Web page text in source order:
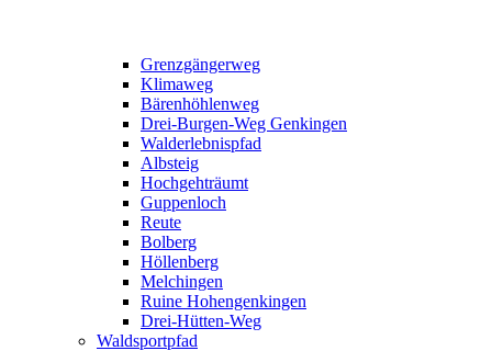
Grenzgängerweg
Klimaweg
Bärenhöhlenweg
Drei-Burgen-Weg Genkingen
Walderlebnispfad
Albsteig
Hochgehträumt
Guppenloch
Reute
Bolberg
Höllenberg
Melchingen
Ruine Hohengenkingen
Drei-Hütten-Weg
Waldsportpfad